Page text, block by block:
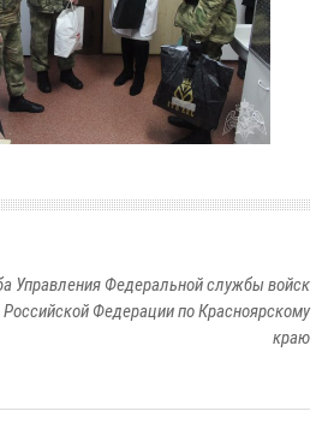
Управления Федеральной службы войск
Федерации по Красноярскому
краю